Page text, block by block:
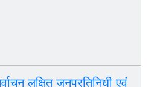
लक्षित जनप्रतिनिधी एवं